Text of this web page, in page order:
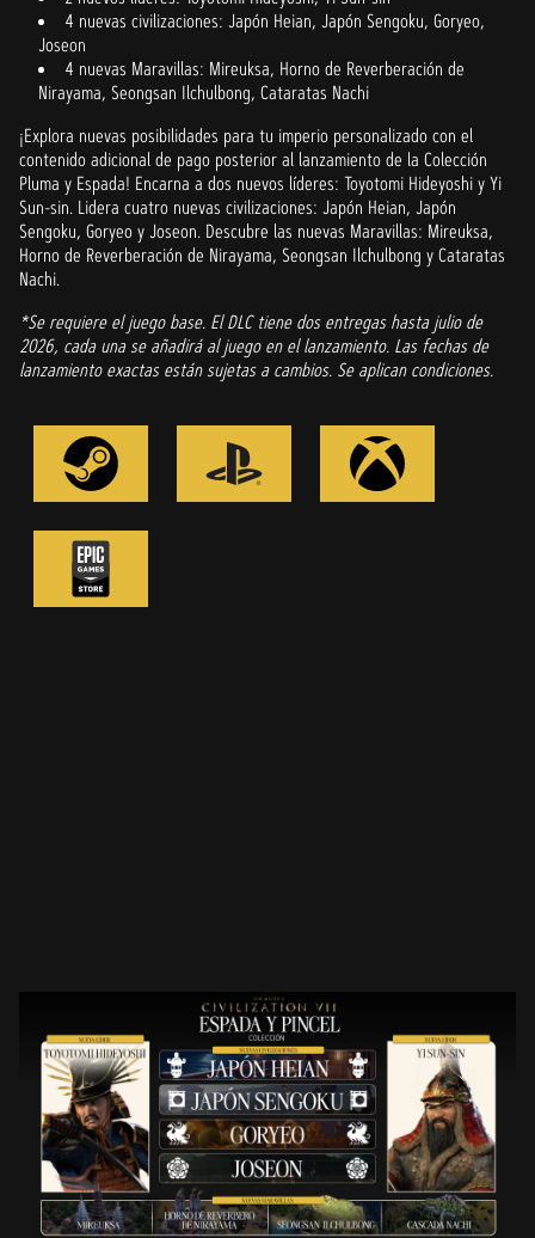
4 nuevas civilizaciones: Japón Heian, Japón Sengoku, Goryeo,
Joseon
4 nuevas Maravillas: Mireuksa, Horno de Reverberación de
Nirayama, Seongsan Ilchulbong, Cataratas Nachi
¡Explora nuevas posibilidades para tu imperio personalizado con el
contenido adicional de pago posterior al lanzamiento de la Colección
Pluma y Espada! Encarna a dos nuevos líderes: Toyotomi Hideyoshi y Yi
Sun-sin. Lidera cuatro nuevas civilizaciones: Japón Heian, Japón
Sengoku, Goryeo y Joseon. Descubre las nuevas Maravillas: Mireuksa,
Horno de Reverberación de Nirayama, Seongsan Ilchulbong y Cataratas
Nachi.
*Se requiere el juego base. El DLC tiene dos entregas hasta julio de
2026, cada una se añadirá al juego en el lanzamiento. Las fechas de
lanzamiento exactas están sujetas a cambios. Se aplican condiciones.
& Play
Al hacer clic en
jugar, aceptas
la
política de
privacidad de
YouTubey la
transferencia